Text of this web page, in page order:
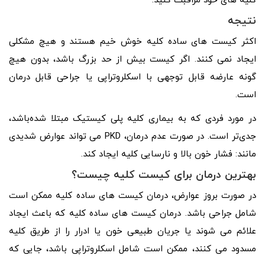
نتیجه
اکثر کیست های ساده کلیه خوش خیم هستند و هیچ مشکلی
ایجاد نمی کنند. اگر کیست بیش از حد بزرگ باشد، بدون هیچ
گونه عارضه قابل توجهی با اسکلروتراپی یا جراحی قابل درمان
است.
در مورد فردی که به بیماری کلیه پلی کیستیک مبتلا شده‌باشد،
جدی‎‌تر است. در صورت عدم درمان، PKD می تواند عوارض شدیدی
مانند: فشار خون بالا و نارسایی کلیه ایجاد کند.
بهترین درمان برای کیست کلیه چیست؟
در صورت بروز عوارض، درمان کیست های ساده کلیه ممکن است
شامل جراحی باشد. درمان کیست های ساده کلیه که باعث ایجاد
علائم می شوند یا جریان طبیعی خون یا ادرار را از طریق کلیه
مسدود می کنند، ممکن است شامل اسکلروتراپی باشد، جایی که